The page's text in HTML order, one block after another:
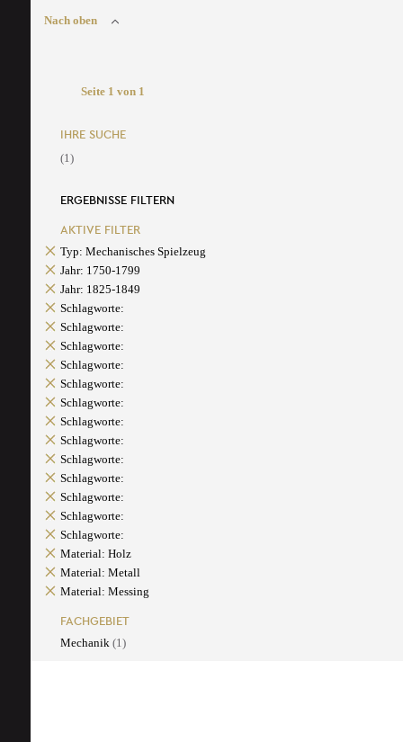
Nach oben
Seite 1 von 1
IHRE SUCHE
(1)
ERGEBNISSE FILTERN
AKTIVE FILTER
Typ: Mechanisches Spielzeug
Jahr: 1750-1799
Jahr: 1825-1849
Schlagworte:
Schlagworte:
Schlagworte:
Schlagworte:
Schlagworte:
Schlagworte:
Schlagworte:
Schlagworte:
Schlagworte:
Schlagworte:
Schlagworte:
Schlagworte:
Schlagworte:
Material: Holz
Material: Metall
Material: Messing
FACHGEBIET
Mechanik (1)